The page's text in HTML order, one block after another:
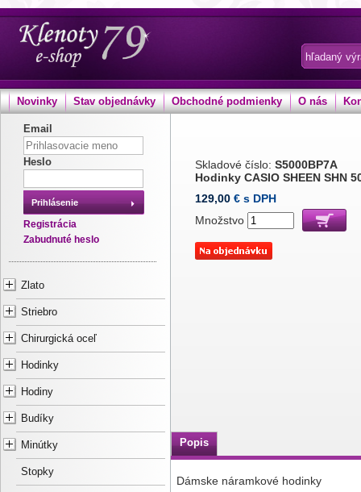
Novinky Stav objednávky Obchodné podmienky O nás
Email
Heslo
Prihlásenie
Registrácia
Zabudnuté heslo
Zlato
Striebro
Chirurgická oceľ
Hodinky
Hodiny
Budíky
Minútky
Stopky
Skladové číslo: S5000BP7A
Hodinky CASIO SHEEN SHN
129,00 € s DPH
Množstvo
Popis
Dámske náramkové hodinky